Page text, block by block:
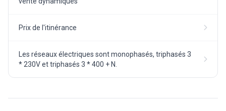
Prix de l'itinérance
Les réseaux électriques sont monophasés, triphasés 3
* 230V et triphasés 3 * 400 + N.